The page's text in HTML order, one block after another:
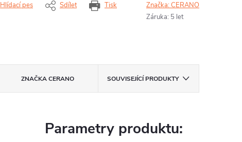
Tisk
Hlídací pes Sdílet Značka:CERANO
Záruka: 5 let
ZNAČKACERANO SOUVISEJÍCÍ PRODUKTY
Parametry produktu: